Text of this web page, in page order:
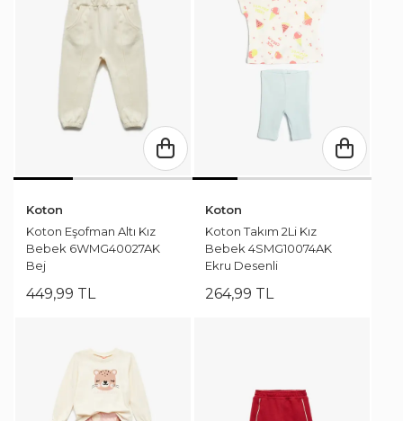
Koton
Koton Eşofman Altı Kız
Bebek 6WMG40027AK
Bej
449,99 TL
Koton
Koton Takım 2Li Kız
Bebek 4SMG10074AK
Ekru Desenli
264,99 TL